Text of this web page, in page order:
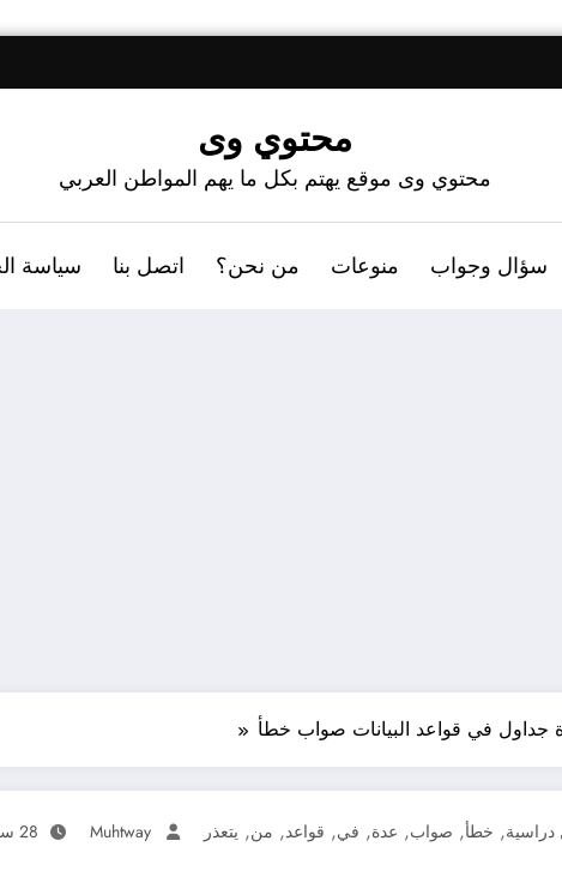
محتوي وى
محتوي وى موقع يهتم بكل ما يهم المواطن العربي
سؤال وجواب منوعات من نحن؟ اتصل بنا سياسة
جداول في قواعد البيانات صواب خطأ
, خطأ, صواب, عدة, في, قواعد, من, يتعذر Muhtway 28 سبتمبر، 2023